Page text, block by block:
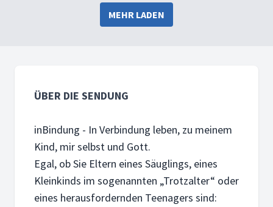
MEHR LADEN
ÜBER DIE SENDUNG
inBindung - In Verbindung leben, zu meinem
Kind, mir selbst und Gott.
Egal, ob Sie Eltern eines Säuglings, eines
Kleinkinds im sogenannten „Trotzalter“ oder
eines herausfordernden Teenagers sind: